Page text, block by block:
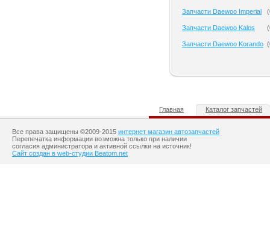
Запчасти Daewoo Imperial (
Запчасти Daewoo Kalos (
Запчасти Daewoo Korando (
Главная Каталог запчастей
Все права защищены ©2009-2015 интернет магазин автозапчастей
Перепечатка информации возможна только при наличии
согласия администратора и активной ссылки на источник!
Сайт создан в web-студии Beatom.net